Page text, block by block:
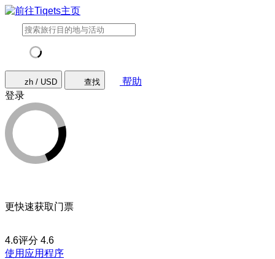
zh / USD 查找
帮助
登录
更快速获取门票
4.6评分 4.6
使用应用程序